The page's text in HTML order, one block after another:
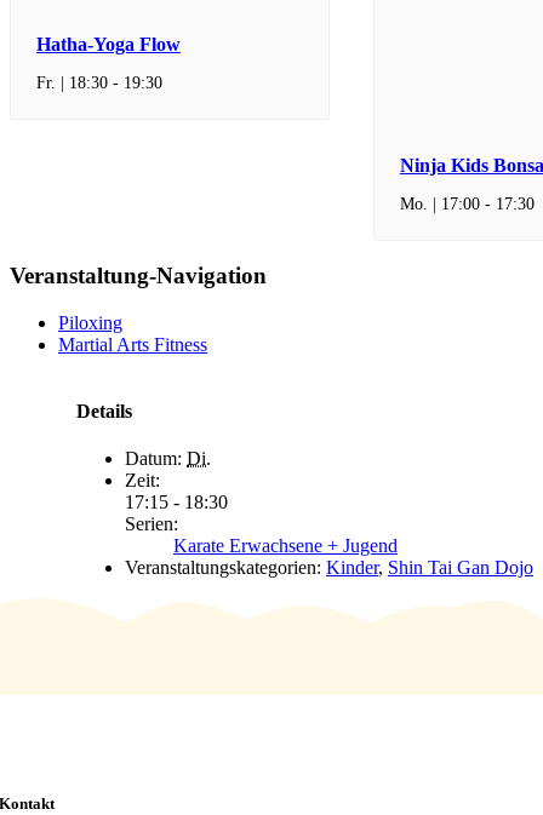
Hatha-Yoga Flow
Fr. | 18:30- 19:30
Ninja Kids
Mo. | 17:00- 17:30
Veranstaltung-Navigation
Piloxing
Martial Arts Fitness
Details
Datum: Di.
Zeit:
17:15 - 18:30
Serien:
Karate Erwachsene + Jugend
Veranstaltungskategorien: Kinder, Shin Tai Gan Dojo
Kontakt